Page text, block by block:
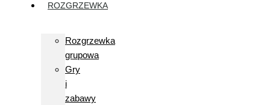
ROZGRZEWKA
Rozgrzewka
grupowa
Gry
i
zabawy